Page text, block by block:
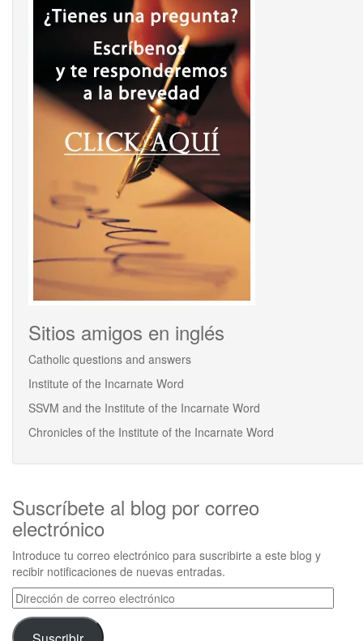
Sitios amigos en inglés
Catholic questions and answers
Institute of the Incarnate Word
SSVM and the Institute of the Incarnate Word
Chronicles of the Institute of the Incarnate Word
Suscríbete al blog por correo
electrónico
Introduce tu correo electrónico para suscribirte a este blog y
recibir notificaciones de nuevas entradas.
Dirección
de
correo